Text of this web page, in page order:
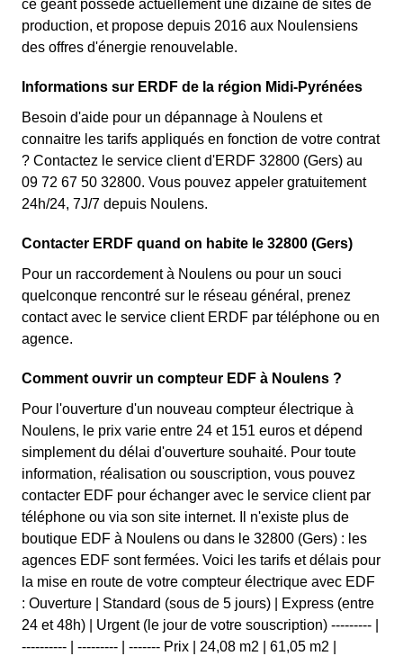
ce géant possède actuellement une dizaine de sites de
production, et propose depuis 2016 aux Noulensiens
des offres d'énergie renouvelable.
Informations sur ERDF de la région Midi-Pyrénées
Besoin d'aide pour un dépannage à Noulens et
connaitre les tarifs appliqués en fonction de votre contrat
? Contactez le service client d'ERDF 32800 (Gers) au
09 72 67 50 32800. Vous pouvez appeler gratuitement
24h/24, 7J/7 depuis Noulens.
Contacter ERDF quand on habite le 32800 (Gers)
Pour un raccordement à Noulens ou pour un souci
quelconque rencontré sur le réseau général, prenez
contact avec le service client ERDF par téléphone ou en
agence.
Comment ouvrir un compteur EDF à Noulens ?
Pour l'ouverture d'un nouveau compteur électrique à
Noulens, le prix varie entre 24 et 151 euros et dépend
simplement du délai d'ouverture souhaité. Pour toute
information, réalisation ou souscription, vous pouvez
contacter EDF pour échanger avec le service client par
téléphone ou via son site internet. Il n'existe plus de
boutique EDF à Noulens ou dans le 32800 (Gers) : les
agences EDF sont fermées. Voici les tarifs et délais pour
la mise en route de votre compteur électrique avec EDF
: Ouverture | Standard (sous de 5 jours) | Express (entre
24 et 48h) | Urgent (le jour de votre souscription) --------- |
---------- | --------- | ------- Prix | 24,08 m2 | 61,05 m2 |